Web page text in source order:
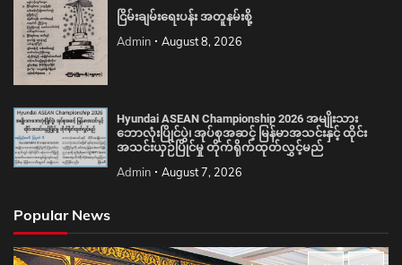
ငြိမ်းချမ်းရေးပန်း အတူနမ်းစို့
Admin August 8, 2026
Hyundai ASEAN Championship 2026 အမျိုးသား
ဘောလုံးပြိုင်ပွဲ၊ အုပ်စုအဆင့် မြန်မာအသင်းနှင့် ထိုင်း
အသင်းယှဉ်ပြိုင်မှု တိုက်ရိုက်ထုတ်လွှင့်မည်
Admin August 7, 2026
Popular News